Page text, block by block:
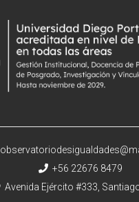
+56 22676 8479
Avenida Ejército #333,